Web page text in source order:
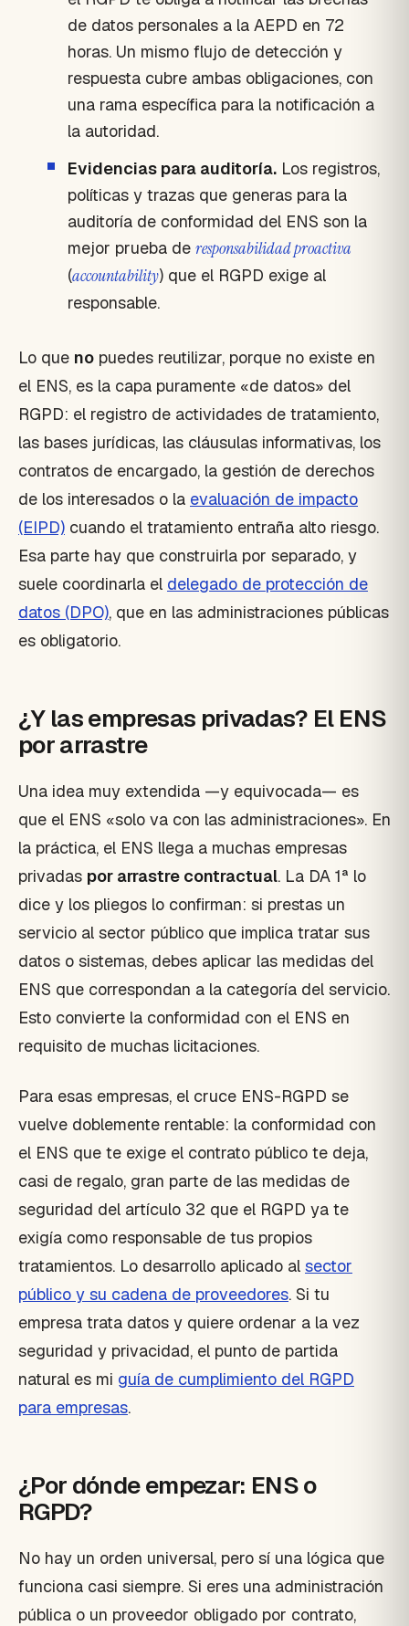
de datos personales a la AEPD en 72
horas. Un mismo flujo de detección y
respuesta cubre ambas obligaciones, con
una rama específica para la notificación a
la autoridad.
Evidencias para auditoría. Los registros,
políticas y trazas que generas para la
auditoría de conformidad del ENS son la
mejor prueba de responsabilidad proactiva
(accountability) que el RGPD exige al
responsable.
Lo que no puedes reutilizar, porque no existe en
el ENS, es la capa puramente «de datos» del
RGPD: el registro de actividades de tratamiento,
las bases jurídicas, las cláusulas informativas, los
contratos de encargado, la gestión de derechos
de los interesados o la evaluación de impacto
(EIPD) cuando el tratamiento entraña alto riesgo.
Esa parte hay que construirla por separado, y
suele coordinarla el delegado de protección de
datos (DPO), que en las administraciones públicas
es obligatorio.
¿Y las empresas privadas? El ENS
por arrastre
Una idea muy extendida —y equivocada— es
que el ENS «solo va con las administraciones». En
la práctica, el ENS llega a muchas empresas
privadas por arrastre contractual. La DA 1ª lo
dice y los pliegos lo confirman: si prestas un
servicio al sector público que implica tratar sus
datos o sistemas, debes aplicar las medidas del
ENS que correspondan a la categoría del servicio.
Esto convierte la conformidad con el ENS en
requisito de muchas licitaciones.
Para esas empresas, el cruce ENS-RGPD se
vuelve doblemente rentable: la conformidad con
el ENS que te exige el contrato público te deja,
casi de regalo, gran parte de las medidas de
seguridad del artículo 32 que el RGPD ya te
exigía como responsable de tus propios
tratamientos. Lo desarrollo aplicado al sector
público y su cadena de proveedores. Si tu
empresa trata datos y quiere ordenar a la vez
seguridad y privacidad, el punto de partida
natural es mi guía de cumplimiento del RGPD
para empresas.
¿Por dónde empezar: ENS o
RGPD?
No hay un orden universal, pero sí una lógica que
funciona casi siempre. Si eres una administración
pública o un proveedor obligado por contrato,